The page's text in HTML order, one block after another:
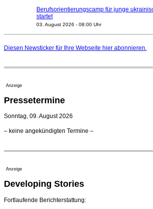
Berufsorientierungscamp für junge
startet
03. August 2026 - 08:00 Uhr
Nationaltheater Mannheim
Regensburger Generalmusikdirektor
Kammerorchester Heilbronn: Chefdirigent
verlängert bis 2030
Ensemblemitglieder
Dirigent Nicolás Pasquet mit Würth-Preis der
Jeunesses Musicales ausgezeichnet
07. August 2026 - 13:20 Uhr
Diesen Newsticker für Ihre Webseite hier abonnieren.
Anzeige
Pressetermine
Sonntag, 09. August 2026
– keine angekündigten Termine –
Anzeige
Developing Stories
Fortlaufende Berichterstattung: